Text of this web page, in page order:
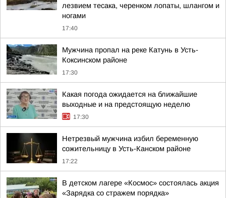
лезвием тесака, черенком лопаты, шлангом и
ногами
17:40
Мужчина пропал на реке Катунь в Усть-
Коксинском районе
17:30
Какая погода ожидается на ближайшие
выходные и на предстоящую неделю
17:30
Нетрезвый мужчина избил беременную
сожительницу в Усть-Канском районе
17:22
В детском лагере «Космос» состоялась акция
«Зарядка со стражем порядка»